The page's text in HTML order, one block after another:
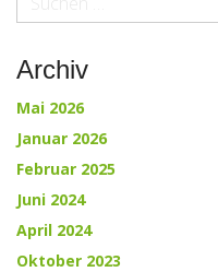
Archiv
Mai 2026
Januar 2026
Februar 2025
Juni 2024
April 2024
Oktober 2023